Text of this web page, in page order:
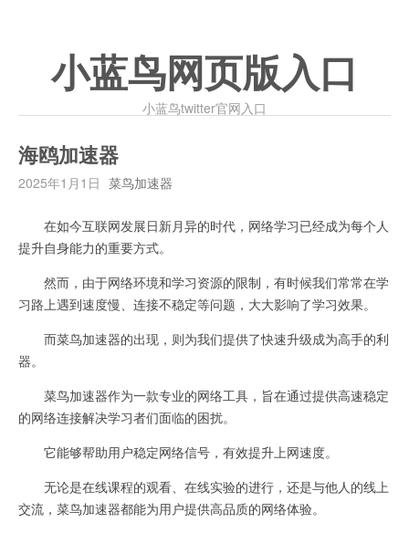
小蓝鸟网页版入口
小蓝鸟twitter官网入口
海鸥加速器
2025年1月1日 菜鸟加速器
在如今互联网发展日新月异的时代，网络学习已经成为每个人
提升自身能力的重要方式。
然而，由于网络环境和学习资源的限制，有时候我们常常在学
习路上遇到速度慢、连接不稳定等问题，大大影响了学习效果。
而菜鸟加速器的出现，则为我们提供了快速升级成为高手的利
器。
菜鸟加速器作为一款专业的网络工具，旨在通过提供高速稳定
的网络连接解决学习者们面临的困扰。
它能够帮助用户稳定网络信号，有效提升上网速度。
无论是在线课程的观看、在线实验的进行，还是与他人的线上
交流，菜鸟加速器都能为用户提供高品质的网络体验。